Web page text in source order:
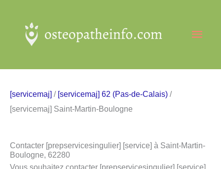
contenu
[servicemaj] / [servicemaj] 62 (Pas-de-Calais) /
[servicemaj] Saint-Martin-Boulogne
Contacter [prepservicesingulier] [service] à Saint-Martin-
Boulogne, 62280
Vous souhaitez contacter [prepservicesingulier] [service]